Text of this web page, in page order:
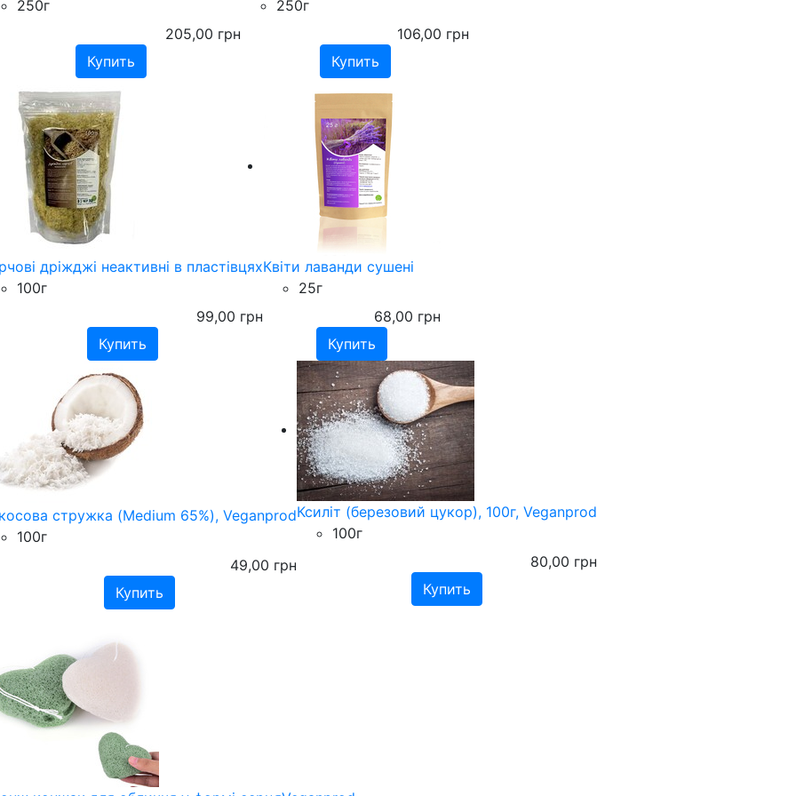
250г
205,00 грн
250г
106,00 грн
дріжджі неактивні в пластівцях
100г
99,00 грн
Квіти лаванди сушені
25г
68,00 грн
стружка (Medium 65%), Veganprod
100г
49,00 грн
Ксиліт (березовий цукор), 100г, Veganprod
100г
80,00 грн